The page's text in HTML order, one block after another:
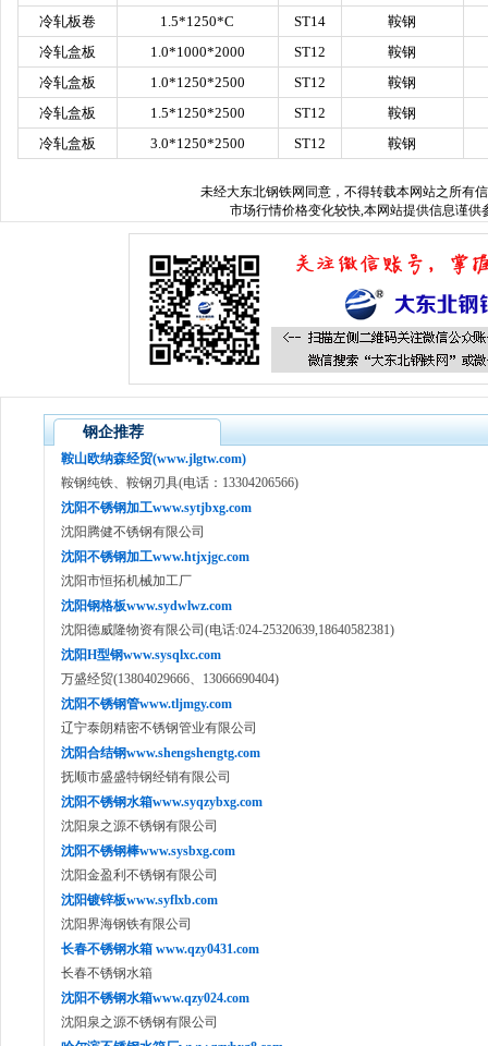
冷轧板卷
1.5*1250*C ST14
鞍钢
冷轧盒板
1.0*1000*2000 ST12
鞍钢
冷轧盒板
1.0*1250*2500 ST12
鞍钢
冷轧盒板
1.5*1250*2500 ST12
鞍钢
冷轧盒板
3.0*1250*2500 ST12 鞍钢
未经大东北钢铁网 同意，不得转载本网站之所有
市场行情价格变化较快,本网站提供信息谨供
钢企推荐
鞍山欧纳森经贸(www.jlgtw.com)
鞍钢纯铁、鞍钢刃具(电话：13304206566)
沈阳不锈钢加工www.sytjbxg.com
沈阳腾健不锈钢有限公司
沈阳不锈钢加工www.htjxjgc.com
沈阳市恒拓机械加工厂
沈阳钢格板www.sydwlwz.com
沈阳德威隆物资有限公司(电话:024-25320639,18640582381)
沈阳H型钢www.sysqlxc.com
万盛经贸(13804029666、13066690404)
沈阳不锈钢管www.tljmgy.com
辽宁泰朗精密不锈钢管业有限公司
沈阳合结钢www.shengshengtg.com
抚顺市盛盛特钢经销有限公司
沈阳不锈钢水箱www.syqzybxg.com
沈阳泉之源不锈钢有限公司
沈阳不锈钢棒www.sysbxg.com
沈阳金盈利不锈钢有限公司
沈阳镀锌板www.syflxb.com
沈阳界海钢铁有限公司
长春不锈钢水箱 www.qzy0431.com
长春不锈钢水箱
沈阳不锈钢水箱www.qzy024.com
沈阳泉之源不锈钢有限公司